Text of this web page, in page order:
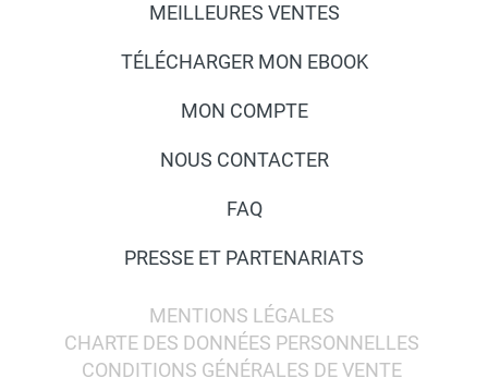
MEILLEURES VENTES
TÉLÉCHARGER MON EBOOK
MON COMPTE
NOUS CONTACTER
FAQ
PRESSE ET PARTENARIATS
MENTIONS LÉGALES
CHARTE DES DONNÉES PERSONNELLES
CONDITIONS GÉNÉRALES DE VENTE